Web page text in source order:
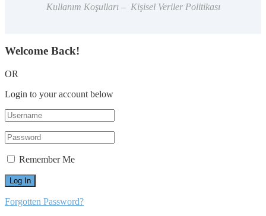
Kullanım Koşulları – Kişisel Veriler Politikası
Welcome Back!
OR
Login to your account below
Remember Me
Forgotten Password?